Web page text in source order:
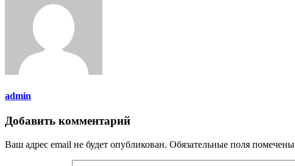
admin
Добавить комментарий
Ваш адрес email не будет опубликован. Обязательные поля помечены